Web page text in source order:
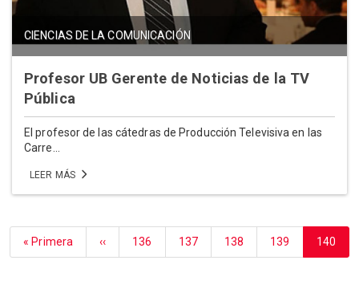
CIENCIAS DE LA COMUNICACIÓN
Profesor UB Gerente de Noticias de la TV
Pública
El profesor de las cátedras de Producción Televisiva en las
Carre...
LEER MÁS
Paginación
Primera
página
« Primera
Página
anterior
‹‹ Página
136 Página
137 Página
138 Página
139
Página
actual
140